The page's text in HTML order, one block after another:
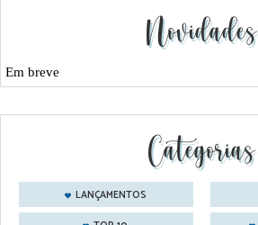
Novidades
Em breve
Categorias
LANÇAMENTOS